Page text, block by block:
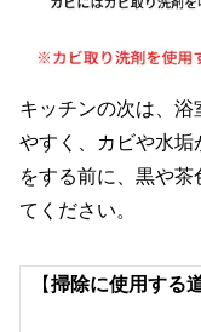
キッチンの次は、
やすく、カビや水
をする前に、黒や
てください。
【掃除に使用する